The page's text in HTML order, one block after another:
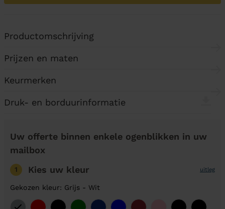
Productomschrijving
Prijzen en maten
Keurmerken
Druk- en borduurinformatie
Uw offerte binnen enkele ogenblikken in uw
mailbox
1 Kies uw kleur uitleg
Gekozen kleur: Grijs - Wit